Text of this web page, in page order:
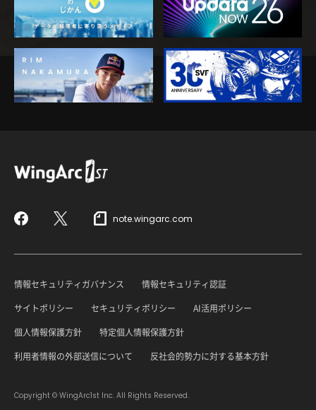
FacebookX note.wingarc.com
情報セキュリティガバナンス
情報セキュリティ認証
サイトポリシー
セキュリティポリシー
AI活用ポリシー
個人情報保護方針
特定個人情報保護方針
利用者情報の外部送信について
反社会的勢力に対する基本方針
Copyright © WingArc1st Inc. All Rights Reserved.